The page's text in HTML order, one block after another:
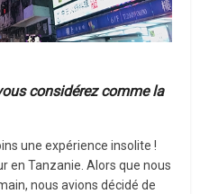
considérez comme la
une expérience insolite !
en Tanzanie. Alors que nous
nous avions décidé de